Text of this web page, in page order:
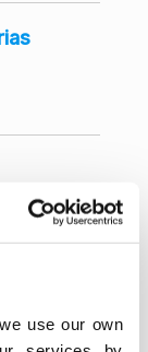
use our own